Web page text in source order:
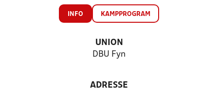
INFO KAMPPROGRAM
UNION
DBU Fyn
ADRESSE